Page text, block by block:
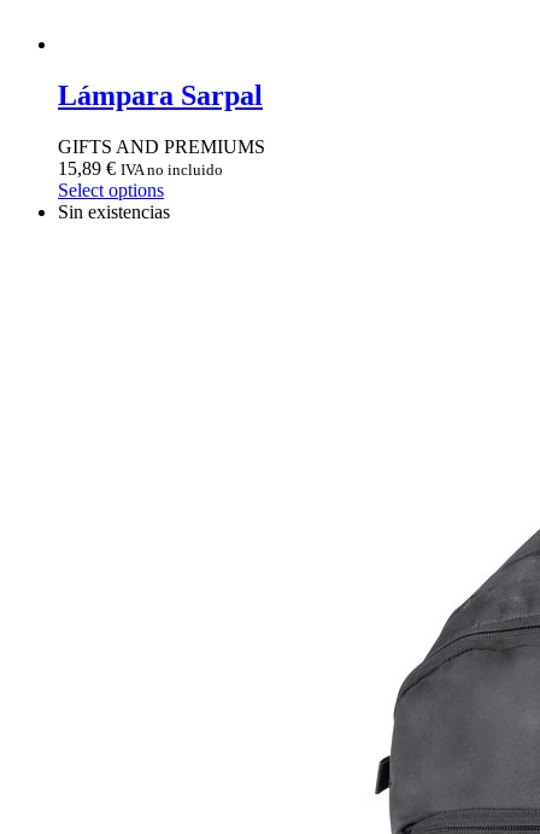
Lámpara Sarpal
GIFTS AND PREMIUMS
15,89 € IVA no incluido
Select options
Sin existencias